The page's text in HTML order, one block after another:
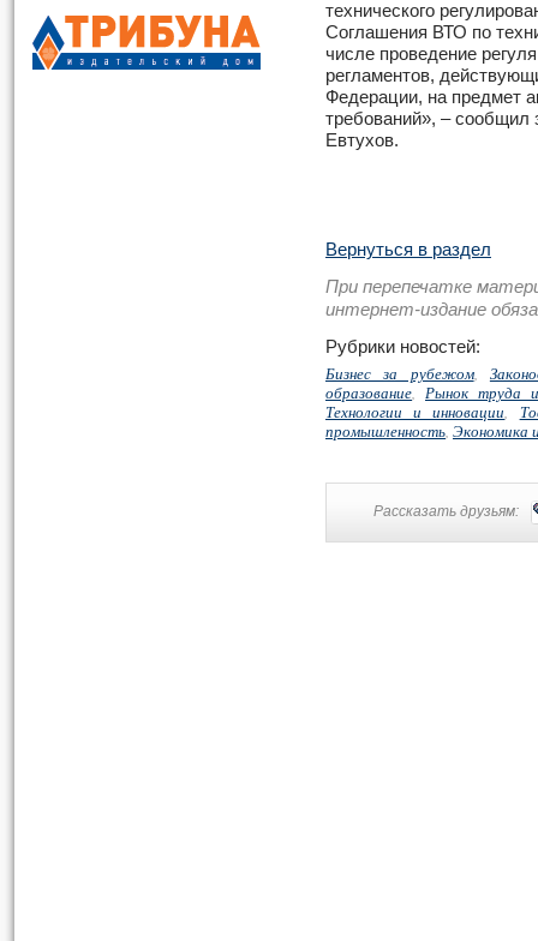
технического
Соглашения ВТО по
числе проведение
регламентов,
Федерации, на предмет
требований», – сообщил
Евтухов.
Вернуться в раздел
При перепечатке
интернет-издание
Рубрики новостей:
Бизнес за рубежом,
образование, Рынок труда
Технологии и инновации,
промышленность, Экономика
Рассказать друзьям: